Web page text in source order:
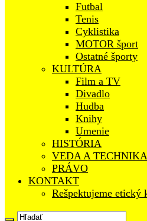
Futbal
Tenis
Cyklistika
MOTOR šport
Ostatné športy
KULTÚRA
Film a TV
Divadlo
Hudba
Knihy
Umenie
HISTÓRIA
VEDA A TECHNIKA
PRÁVO
KONTAKT
Rešpektujeme etický